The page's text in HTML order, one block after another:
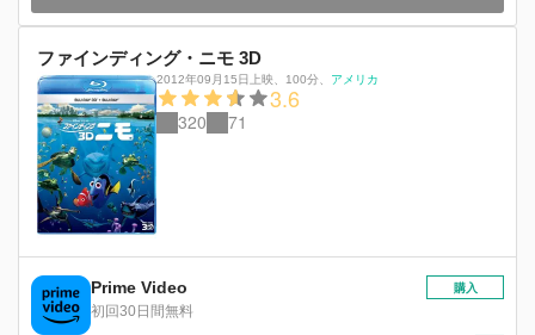
ファインディング・ニモ 3D
2012年09月15日上映、 100分、 アメリカ
3.6
320 71
Prime Video
初回30日間無料
購入